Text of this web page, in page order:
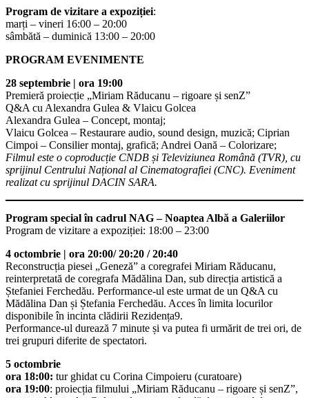
Program de vizitare a expoziției:
marți – vineri 16:00 – 20:00
sâmbătă – duminică 13:00 – 20:00
PROGRAM EVENIMENTE
28 septembrie | ora 19:00
Premieră proiecție „Miriam Răducanu – rigoare și senZ”
Q&A cu Alexandra Gulea & Vlaicu Golcea
Alexandra Gulea – Concept, montaj;
Vlaicu Golcea – Restaurare audio, sound design, muzică; Ciprian
Cimpoi – Consilier montaj, grafică; Andrei Oană – Colorizare;
Filmul este o coproducție CNDB și Televiziunea Română (TVR), cu
sprijinul Centrului Național al Cinematografiei (CNC). Eveniment
realizat cu sprijinul DACIN SARA.
Program special în cadrul NAG – Noaptea Albă a Galeriilor
Program de vizitare a expoziției: 18:00 – 23:00
4 octombrie | ora 20:00/ 20:20 / 20:40
Reconstrucția piesei „Geneză” a coregrafei Miriam Răducanu,
reinterpretată de coregrafa Mădălina Dan, sub direcția artistică a
Ștefaniei Ferchedău. Performance-ul este urmat de un Q&A cu
Mădălina Dan și Ștefania Ferchedău. Acces în limita locurilor
disponibile în incinta clădirii Rezidența9.
Performance-ul durează 7 minute și va putea fi urmărit de trei ori, de
trei grupuri diferite de spectatori.
5 octombrie
ora 18:00: tur ghidat cu Corina Cimpoieru (curatoare)
ora 19:00: proiecția filmului „Miriam Răducanu – rigoare și senZ”,